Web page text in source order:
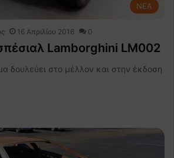
NEA
16 Απριλίου 2016 0
Lamborghini LM002
δουλεύει στο μέλλον και στην έκδοση